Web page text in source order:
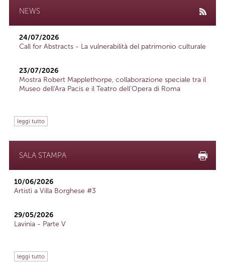
NEWS
24/07/2026
Call for Abstracts - La vulnerabilità del patrimonio culturale
23/07/2026
Mostra Robert Mapplethorpe, collaborazione speciale tra il
Museo dell'Ara Pacis e il Teatro dell'Opera di Roma
leggi tutto
SALA STAMPA
10/06/2026
Artisti a Villa Borghese #3
29/05/2026
Lavinia - Parte V
leggi tutto